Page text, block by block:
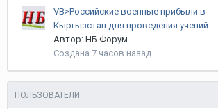
VB>Российские военные прибыли в
Кыргызстан для проведения учений
Автор: НБ Форум
Создана 7 часов назад
ПОЛЬЗОВАТЕЛИ